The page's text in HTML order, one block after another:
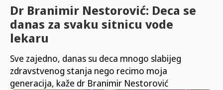
Dr Branimir Nestorović: Deca se
danas za svaku sitnicu vode
lekaru
Sve zajedno, danas su deca mnogo slabijeg
zdravstvenog stanja nego recimo moja
generacija, kaže dr Branimir Nestorović